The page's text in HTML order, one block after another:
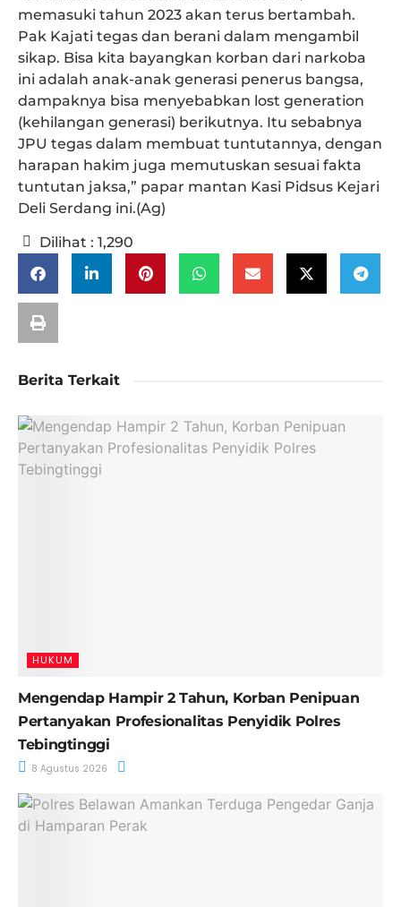
memasuki tahun 2023 akan terus bertambah.
Pak Kajati tegas dan berani dalam mengambil
sikap. Bisa kita bayangkan korban dari narkoba
ini adalah anak-anak generasi penerus bangsa,
dampaknya bisa menyebabkan lost generation
(kehilangan generasi) berikutnya. Itu sebabnya
JPU tegas dalam membuat tuntutannya, dengan
harapan hakim juga memutuskan sesuai fakta
tuntutan jaksa,” papar mantan Kasi Pidsus Kejari
Deli Serdang ini.(Ag)
Dilihat : 1,290
Berita Terkait
HUKUM
Mengendap Hampir 2 Tahun, Korban Penipuan
Pertanyakan Profesionalitas Penyidik Polres
Tebingtinggi
8 Agustus 2026